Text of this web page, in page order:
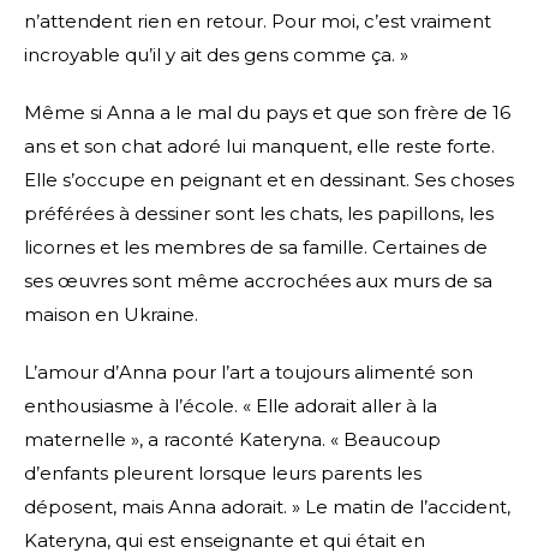
n’attendent rien en retour. Pour moi, c’est vraiment
incroyable qu’il y ait des gens comme ça. »
Même si Anna a le mal du pays et que son frère de 16
ans et son chat adoré lui manquent, elle reste forte.
Elle s’occupe en peignant et en dessinant. Ses choses
préférées à dessiner sont les chats, les papillons, les
licornes et les membres de sa famille. Certaines de
ses œuvres sont même accrochées aux murs de sa
maison en Ukraine.
L’amour d’Anna pour l’art a toujours alimenté son
enthousiasme à l’école. « Elle adorait aller à la
maternelle », a raconté Kateryna. « Beaucoup
d’enfants pleurent lorsque leurs parents les
déposent, mais Anna adorait. » Le matin de l’accident,
Kateryna, qui est enseignante et qui était en